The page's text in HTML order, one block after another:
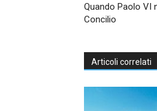
Quando Paolo VI
Concilio
Articoli correlati